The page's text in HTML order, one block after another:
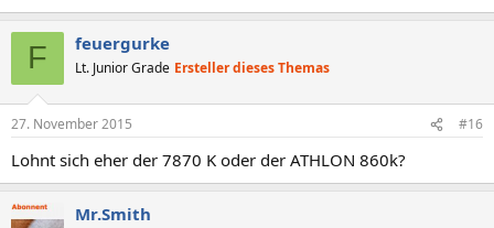
F feuergurke
Lt. Junior Grade Ersteller dieses Themas
27. November 2015 #16
Lohnt sich eher der 7870 K oder der ATHLON 860k?
Mr.Smith